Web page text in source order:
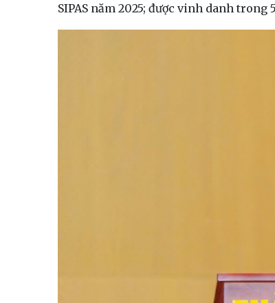
SIPAS năm 2025; được vinh danh